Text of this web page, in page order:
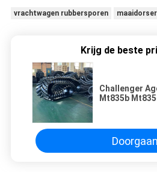
vrachtwagen rubbersporen
Krijg de beste
Challenger
Mt835b
Doorgaan